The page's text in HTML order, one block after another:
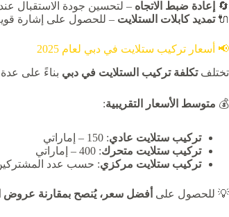
🔄
إعادة ضبط الاتجاه – لتحسين جودة الاستقبال
🔌تمديد كابلات الستلايت – للحصول على إشارة
📢 أسعار تركيب ستلايت في دبي لعام 2025
تختلفتكلفة تركيب الستلايت في دبي بناءً على
💰 متوسط الأسعار التقريبية:
تركيب ستلايت عادي: 150 – إماراتي
تركيب ستلايت متحرك: 400 – إماراتي
تركيب ستلايت مركزي: حسب عدد
💡 للحصول على أفضل سعر، يُنصح بمقارنة عروض